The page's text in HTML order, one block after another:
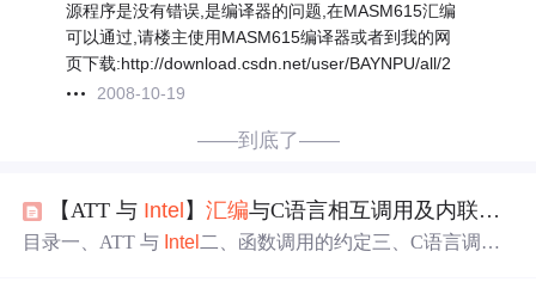
源程序是没有错误,是编译器的问题,在MASM615汇编
可以通过,请楼主使用MASM615编译器或者到我的网
页下载:http://download.csdn.net/user/BAYNPU/all/2
2008-10-19
——到底了——
【ATT 与 Intel 】汇编与C语言相互调用及内联汇编
目录一、ATT 与 Intel 二、函数调用的约定三、C语言调用